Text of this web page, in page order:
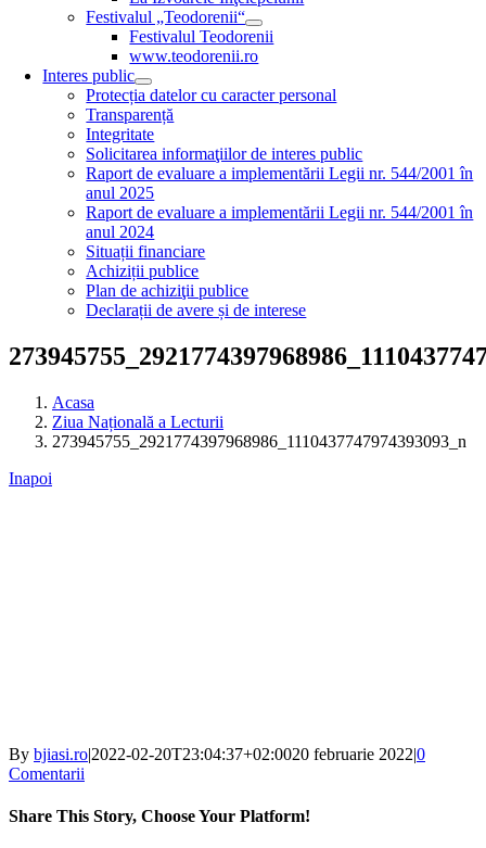
Festivalul „Teodorenii“
Festivalul Teodorenii
www.teodorenii.ro
Interes public
Protecția datelor cu caracter personal
Transparență
Integritate
Solicitarea informaţiilor de interes public
Raport de evaluare a implementării Legii nr. 544/2001 în
anul 2025
Raport de evaluare a implementării Legii nr. 544/2001 în
anul 2024
Situații financiare
Achiziții publice
Plan de achiziţii publice
Declarații de avere și de interese
Acasa
Ziua Națională a Lecturii
273945755_2921774397968986_1110437747974393093_n
Inapoi
By bjiasi.ro|2022-02-20T23:04:37+02:0020 februarie 2022|0
Comentarii
Share This Story, Choose Your Platform!